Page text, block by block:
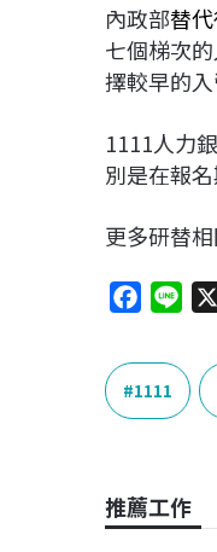
內政部替
七個梯次
擇較早的入
1111人力
別是在報
更多研替
c
e
b
k
e
1111
推薦工作